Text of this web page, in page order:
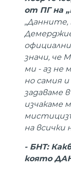
от ПГ на
значи, че
ми - аз не
но самия
задаваме
изчакаме
на всички
- БНТ:
която